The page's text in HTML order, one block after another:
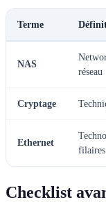
Terme
NAS
réseau
Cryptage
Ethernet
filaires
Checklist